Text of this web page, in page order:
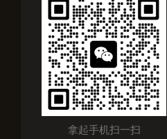
拿起手机扫一扫